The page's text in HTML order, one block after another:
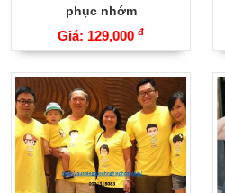
phục nhớm
Giá: 129,000 đ